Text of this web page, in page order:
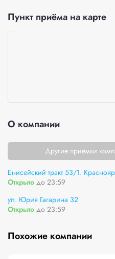
Пункт приёма на карте
О компании
Другие приёмки
Енисейский тракт 53/1.
Открыто до 23:59
ул. Юрия Гагарина 32
Открыто до 23:59
Похожие компании